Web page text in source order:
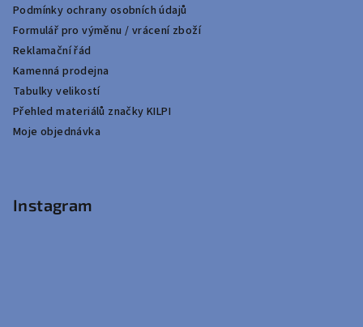
Podmínky ochrany osobních údajů
Formulář pro výměnu / vrácení zboží
Reklamační řád
Kamenná prodejna
Tabulky velikostí
Přehled materiálů značky KILPI
Moje objednávka
Instagram